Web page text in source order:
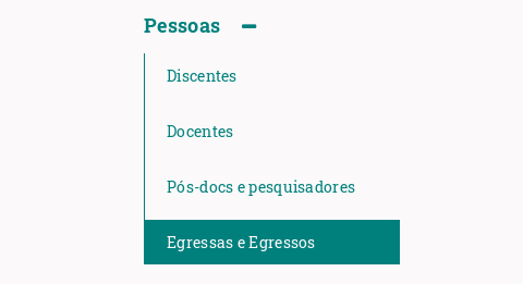
Pessoas
Discentes
Docentes
Pós-docs e pesquisadores
Egressas e Egressos